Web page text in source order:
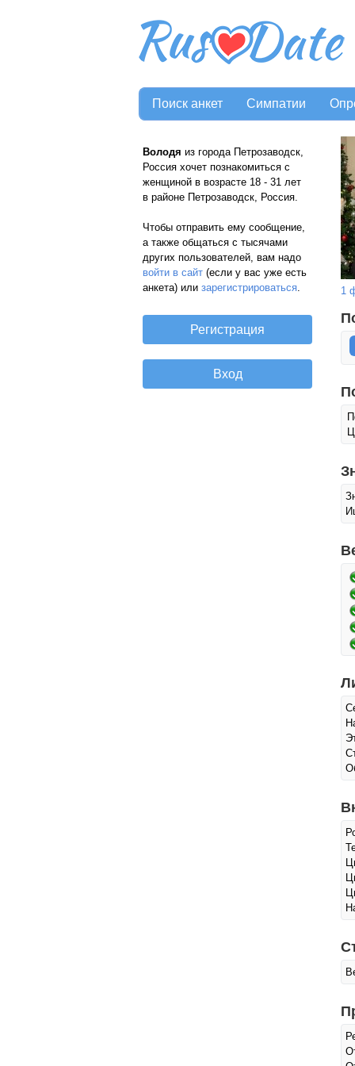
Поиск анкет Симпатии
Володя из города Петрозаводск,
Россия хочет познакомиться с
женщиной в возрасте 18 - 31 лет
в районе Петрозаводск, Россия.
Чтобы отправить ему сообщение,
а также общаться с тысячами
других пользователей, вам надо
войти в сайт (если у вас уже есть
анкета) или зарегистрироваться. 1